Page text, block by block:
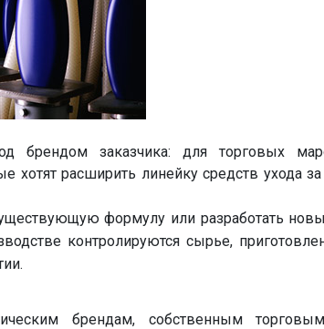
заказчика: для торговых
хотят расширить линейку средств ухода
формулу или разработать
контролируются сырье,
брендам, собственным